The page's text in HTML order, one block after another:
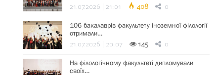
21.07.2026 | 21:01 408 0
106 бакалаврів факультету іноземної філології
отримали…
21.07.2026 | 20:07 145 0
На філологічному факультеті дипломували
своїх…